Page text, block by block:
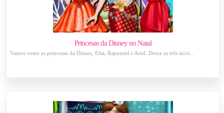
Princesas da Disney no Natal
Vamos vestir as princesas da Disney, Elsa, Rapunzel e Ariel. Deixe as três incrí...